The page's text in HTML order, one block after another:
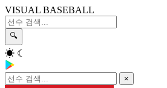
VISUAL BASEBALL
🔍
☀ ☾
×